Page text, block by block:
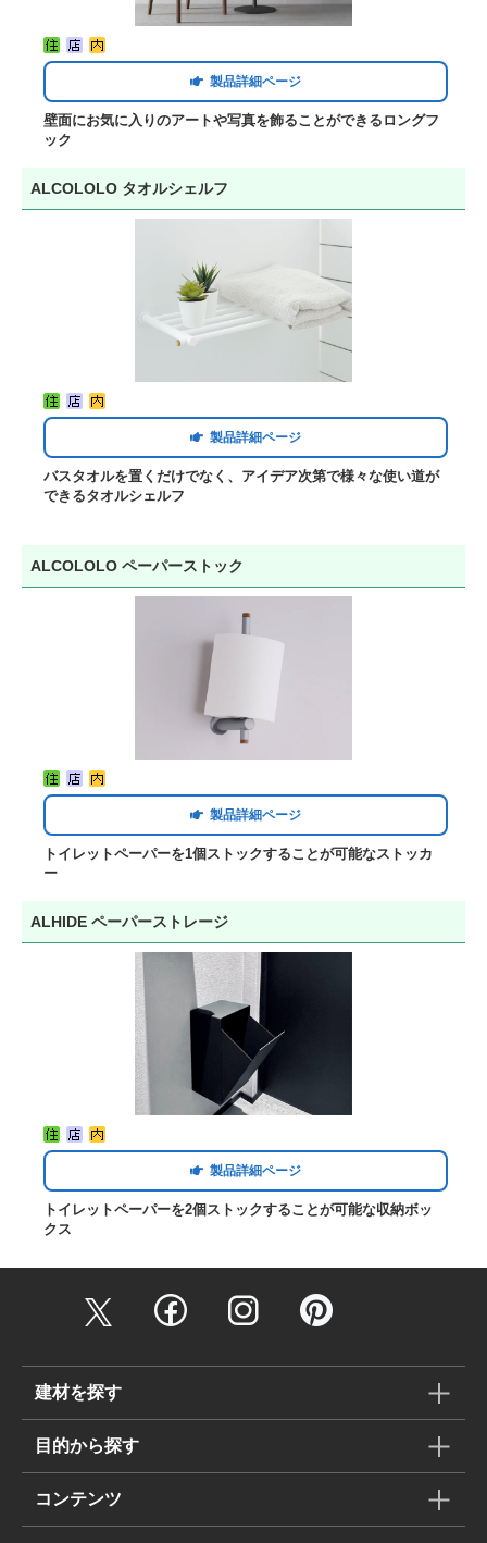
製品詳細ページ
壁面にお気に入りのアートや写真を飾ることができるロングフ
ック
ALCOLOLO タオルシェルフ
製品詳細ページ
バスタオルを置くだけでなく、アイデア次第で様々な使い道が
できるタオルシェルフ
ALCOLOLO ペーパーストック
製品詳細ページ
トイレットペーパーを1個ストックすることが可能なストッカ
ー
ALHIDE ペーパーストレージ
製品詳細ページ
トイレットペーパーを2個ストックすることが可能な収納ボッ
クス
建材を探す
目的から探す
コンテンツ